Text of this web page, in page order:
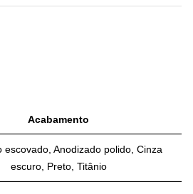
Acabamento
escovado, Anodizado polido, Cinza
escuro, Preto, Titânio